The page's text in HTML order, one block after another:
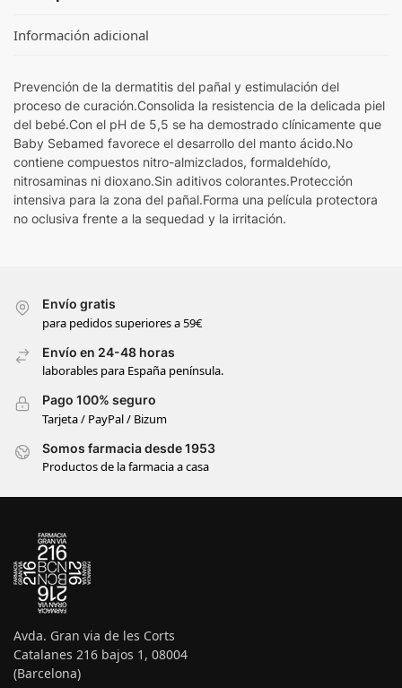
Información adicional
Prevención de la dermatitis del pañal y estimulación del
proceso de curación.Consolida la resistencia de la delicada piel
del bebé.Con el pH de 5,5 se ha demostrado clínicamente que
Baby Sebamed favorece el desarrollo del manto ácido.No
contiene compuestos nitro-almizclados, formaldehído,
nitrosaminas ni dioxano.Sin aditivos colorantes.Protección
intensiva para la zona del pañal.Forma una película protectora
no oclusiva frente a la sequedad y la irritación.
Envío gratis
para pedidos superiores a 59€
Envío en 24-48 horas
laborables para España península.
Pago 100% seguro
Tarjeta / PayPal / Bizum
Somos farmacia desde 1953
Productos de la farmacia a casa
Avda. Gran via de les Corts
Catalanes 216 bajos 1, 08004
(Barcelona)